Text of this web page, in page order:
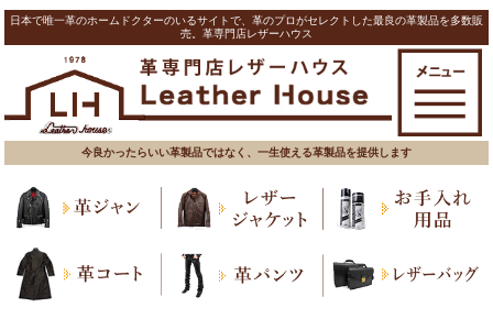
日本で唯一革のホームドクターのいるサイトで、革のプロがセレクトした最良の革製品を多数販
売。革専門店レザーハウス
今良かったらいい革製品ではなく、一生使える革製品を提供します